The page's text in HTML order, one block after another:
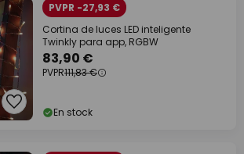
PVPR -27,93 €
Cortina de luces LED inteligente
Twinkly para app, RGBW
83,90 €
PVPR111,83 €
En stock